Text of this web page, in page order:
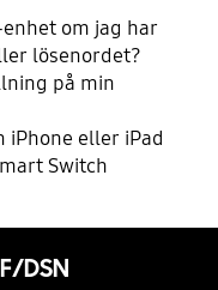
om jag har
lösenordet?
på min
iPhone eller iPad
Switch
DSN